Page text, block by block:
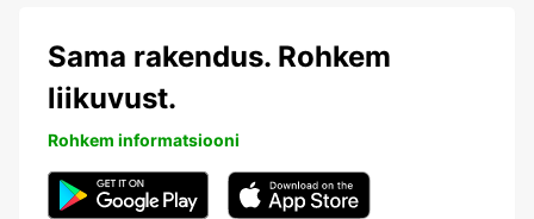
Sama rakendus. Rohkem
liikuvust.
Rohkem informatsiooni